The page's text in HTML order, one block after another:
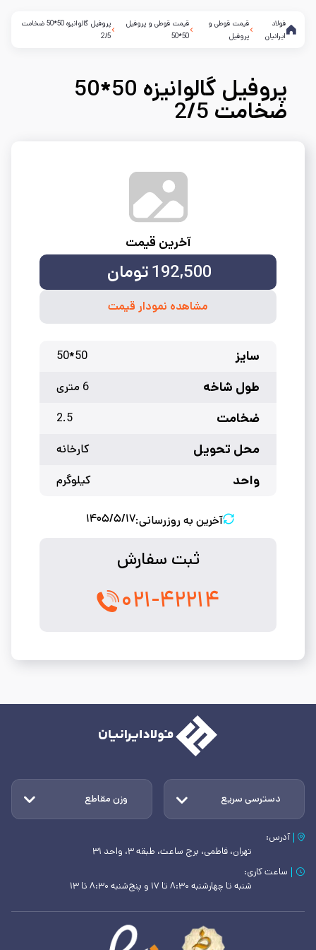
فولاد
ایرانیان
قیمت قوطی و
پروفیل
قیمت قوطی و پروفیل
50*50
پروفیل گالوانیزه 50*50 ضخامت
2/5
پروفیل گالوانیزه 50*50
ضخامت 2/5
آخرین قیمت
192,500تومان
مشاهده نمودار قیمت
سایز 50*50
طول شاخه 6 متری
ضخامت 2.5
محل تحویل کارخانه
واحد کیلوگرم
آخرین به روزرسانی:۱۴۰۵/۵/۱۷
ثبت سفارش
۰۲۱-۴۲۲۱۴
دسترسی سریع وزن مقاطع
آدرس:
تهران، فاطمی، برج ساعت، طبقه ۳، واحد ۳۱
ساعت کاری:
شنبه تا چهارشنبه ۸:۳۰ تا ۱۷ و پنج‌شنبه ۸:۳۰ تا ۱۳